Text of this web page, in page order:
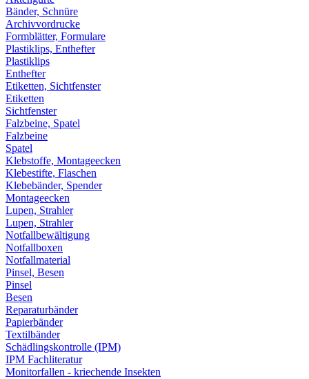
Bänder, Schnüre
Archivvordrucke
Formblätter, Formulare
Plastiklips, Enthefter
Plastiklips
Enthefter
Etiketten, Sichtfenster
Etiketten
Sichtfenster
Falzbeine, Spatel
Falzbeine
Spatel
Klebstoffe, Montageecken
Klebestifte, Flaschen
Klebebänder, Spender
Montageecken
Lupen, Strahler
Lupen, Strahler
Notfallbewältigung
Notfallboxen
Notfallmaterial
Pinsel, Besen
Pinsel
Besen
Reparaturbänder
Papierbänder
Textilbänder
Schädlingskontrolle (IPM)
IPM Fachliteratur
Monitorfallen - kriechende Insekten